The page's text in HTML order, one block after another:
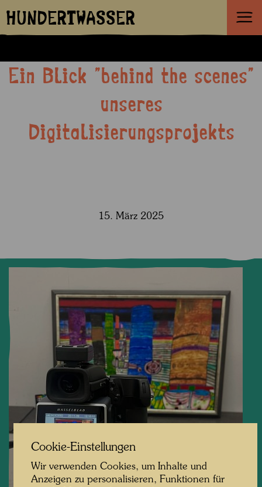
HUNDERTWASSER
Ein Blick "behind the scenes"
unseres
Digitalisierungsprojekts
15. März 2025
Cookie-Einstellungen
Wir verwenden Cookies, um Inhalte und
Anzeigen zu personalisieren, Funktionen für